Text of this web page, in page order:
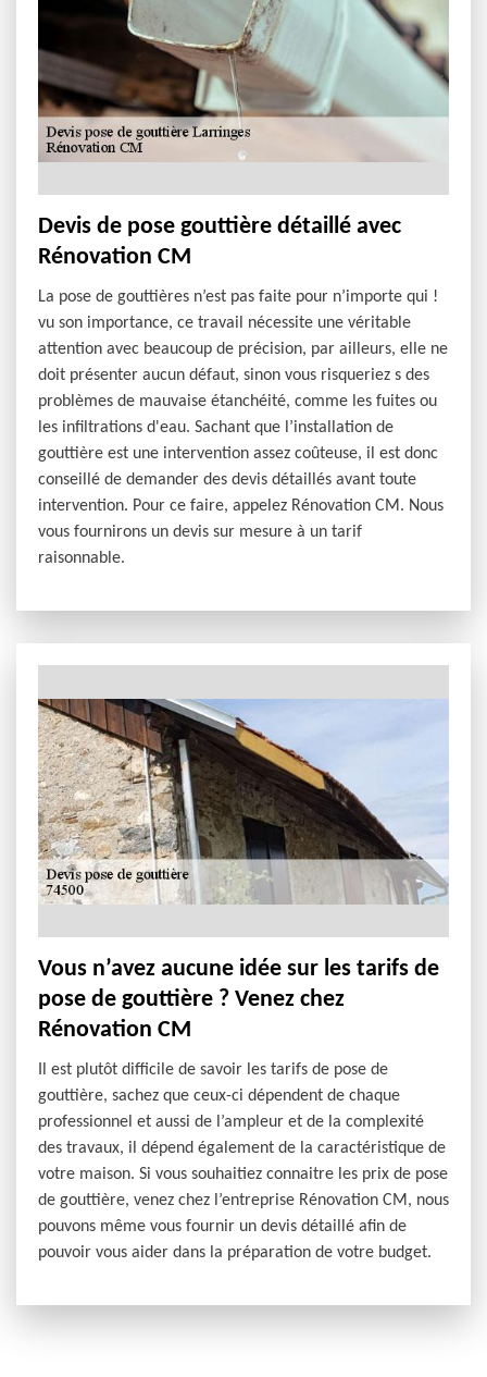
Devis de pose gouttière détaillé avec
Rénovation CM
La pose de gouttières n’est pas faite pour n’importe qui !
vu son importance, ce travail nécessite une véritable
attention avec beaucoup de précision, par ailleurs, elle ne
doit présenter aucun défaut, sinon vous risqueriez s des
problèmes de mauvaise étanchéité, comme les fuites ou
les infiltrations d'eau. Sachant que l’installation de
gouttière est une intervention assez coûteuse, il est donc
conseillé de demander des devis détaillés avant toute
intervention. Pour ce faire, appelez Rénovation CM. Nous
vous fournirons un devis sur mesure à un tarif
raisonnable.
Vous n’avez aucune idée sur les tarifs de
pose de gouttière ? Venez chez
Rénovation CM
Il est plutôt difficile de savoir les tarifs de pose de
gouttière, sachez que ceux-ci dépendent de chaque
professionnel et aussi de l’ampleur et de la complexité
des travaux, il dépend également de la caractéristique de
votre maison. Si vous souhaitiez connaitre les prix de pose
de gouttière, venez chez l’entreprise Rénovation CM, nous
pouvons même vous fournir un devis détaillé afin de
pouvoir vous aider dans la préparation de votre budget.